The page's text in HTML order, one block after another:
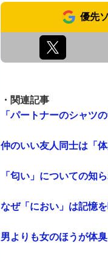
優先
・関連記事
「パートナーのシャツ
仲のいい友人同士は「
「匂い」についての知
なぜ「におい」は記憶
男よりも女のほうが体